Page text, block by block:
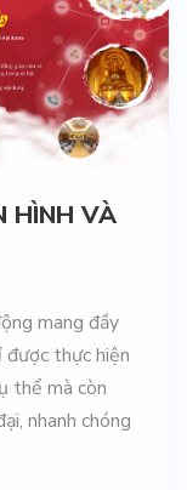
HÌNH VÀ
mang đầy
được thực hiện
thể mà còn
nhanh chóng